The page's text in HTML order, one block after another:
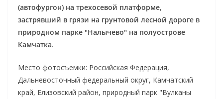
(автофургон) на трехосевой платформе,
застрявший в грязи на грунтовой лесной дороге в
природном парке "Налычево" на полуострове
Камчатка.
Место фотосъемки: Российская Федерация,
Дальневосточный федеральный округ, Камчатский
край, Елизовский район, природный парк "Вулканы